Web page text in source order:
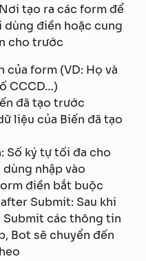
tạo ra các form để
điền hoặc cung
cho trước
của form (VD: Họ và
CCCD…)
đã tạo trước
liệu của Biến đã tạo
Số ký tự tối đa cho
nhập vào
điền bắt buộc
Submit: Sau khi
Submit các thông tin
Bot sẽ chuyển đến